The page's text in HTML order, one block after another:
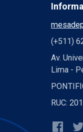
(+511)
Av.
Lima -
RUC: